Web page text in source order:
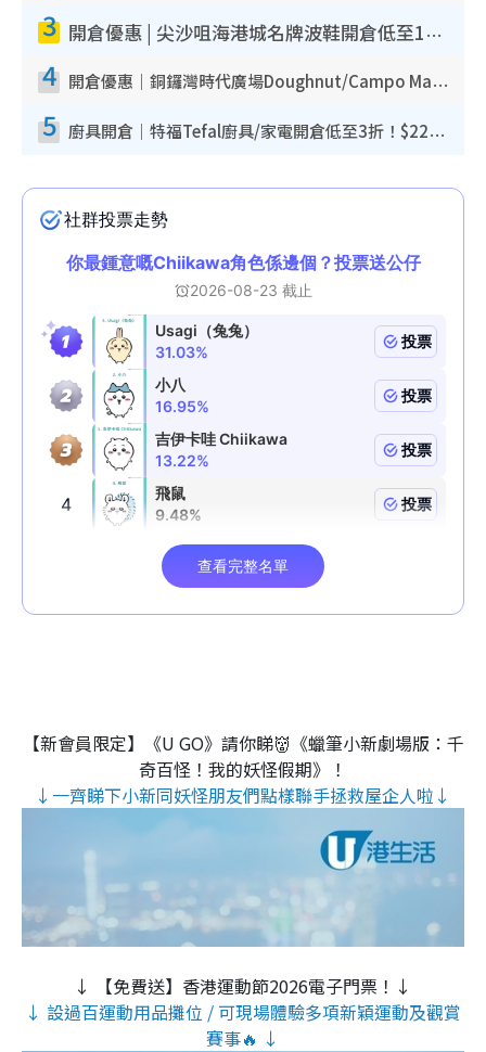
3 開倉優惠 | 尖沙咀海港城名牌波鞋開倉低至1折！On鞋$899起／Joy&Peace鞋履$98起
4 開倉優惠｜銅鑼灣時代廣場Doughnut/Campo Marzio開倉低至1折！背囊、書包、手袋劈價$200起
5 廚具開倉｜特福Tefal廚具/家電開倉低至3折！$220起買平底鍋/炒鑊/湯煲！電飯煲/吸塵機/燙斗$418起
【新會員限定】《U GO》請你睇👹《蠟筆小新劇場版：千
奇百怪！我的妖怪假期》！
↓一齊睇下小新同妖怪朋友們點樣聯手拯救屋企人啦↓
↓ 【免費送】香港運動節2026電子門票！↓
↓ 設過百運動用品攤位 / 可現場體驗多項新穎運動及觀賞
賽事🔥 ↓